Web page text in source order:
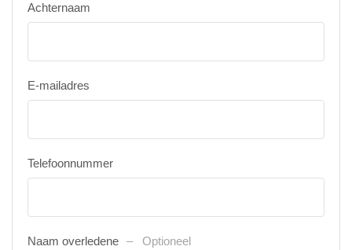
Achternaam
E-mailadres
Telefoonnummer
Naam overledene Optioneel